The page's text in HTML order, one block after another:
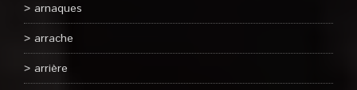
arnaques
arrache
arrière